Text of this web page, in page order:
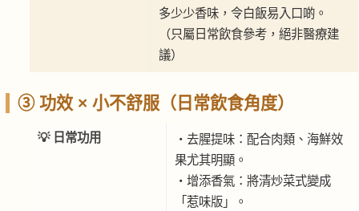
多少少香味，令白飯易入口啲。
（只屬日常飲食參考，絕非醫療建
議）
③ 功效 × 小不舒服（日常飲食角度）
💡 日常功用
・去腥提味：配合肉類、海鮮效
果尤其明顯。
・增添香氣：將清炒菜式變成
「惹味版」。